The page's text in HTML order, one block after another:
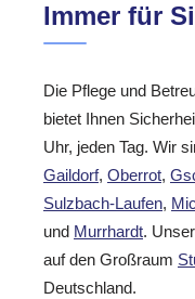
Immer für
Die Pflege und
bietet Ihnen
Uhr, jeden Tag. Wir
Gaildorf, Oberrot,
Sulzbach-Laufen,
und Murrhardt.
auf den Großraum
Deutschland.